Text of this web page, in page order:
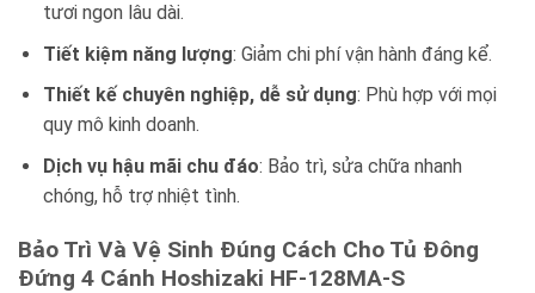
tươi ngon lâu dài.
Tiết kiệm năng lượng: Giảm chi phí vận hành đáng kể.
Thiết kế chuyên nghiệp, dễ sử dụng: Phù hợp với mọi
quy mô kinh doanh.
Dịch vụ hậu mãi chu đáo: Bảo trì, sửa chữa nhanh
chóng, hỗ trợ nhiệt tình.
Bảo Trì Và Vệ Sinh Đúng Cách Cho Tủ Đông
Đứng 4 Cánh Hoshizaki HF-128MA-S